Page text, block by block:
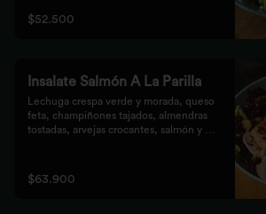
$52.500
Insalate Salmón A La Parilla
Lechuga crespa verde y morada, queso
feta, champiñones tajados, almendras
tostadas, arvejas crocantes, salmón y
$63.900